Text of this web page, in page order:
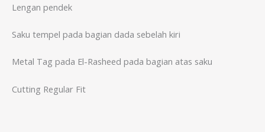
Lengan pendek
Saku tempel pada bagian dada sebelah kiri
Metal Tag pada El-Rasheed pada bagian atas saku
Cutting Regular Fit